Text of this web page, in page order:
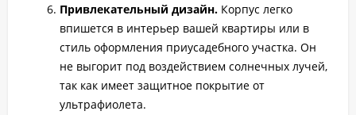
Привлекательный дизайн. Корпус легко
впишется в интерьер вашей квартиры или в
стиль оформления приусадебного участка. Он
не выгорит под воздействием солнечных лучей,
так как имеет защитное покрытие от
ультрафиолета.